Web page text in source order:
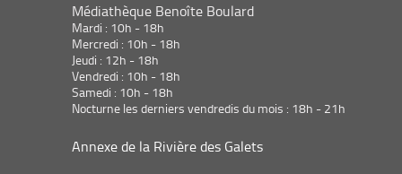
Médiathèque Benoîte Boulard
Mardi : 10h - 18h
Mercredi : 10h - 18h
Jeudi : 12h - 18h
Vendredi : 10h - 18h
Samedi : 10h - 18h
Nocturne les derniers vendredis du mois : 18h - 21h
Annexe de la Rivière des Galets